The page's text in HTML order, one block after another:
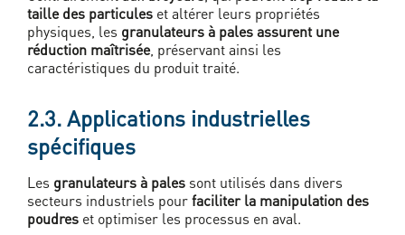
taille des particules et altérer leurs propriétés
physiques, les granulateurs à pales assurent une
réduction maîtrisée, préservant ainsi les
caractéristiques du produit traité.
2.3. Applications industrielles
spécifiques
Les granulateurs à pales sont utilisés dans divers
secteurs industriels pourfaciliter la manipulation des
poudres et optimiser les processus en aval.